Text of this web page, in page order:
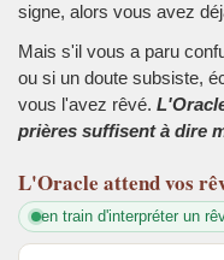
signe, alors vous avez
Mais s'il vous a paru
ou si un doute subsiste,
vous l'avez rêvé.
prières suffisent à dire
L'Oracle attend vos
en train d'interpréter un